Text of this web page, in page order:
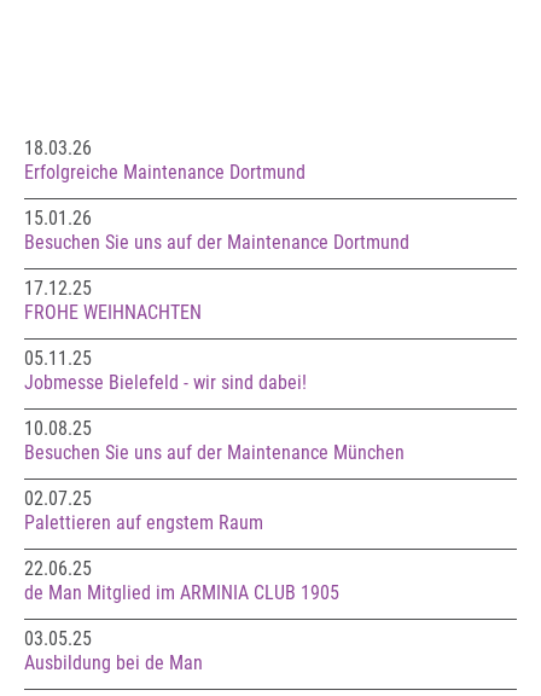
18.03.26
Erfolgreiche Maintenance Dortmund
15.01.26
Besuchen Sie uns auf der Maintenance Dortmund
17.12.25
FROHE WEIHNACHTEN
05.11.25
Jobmesse Bielefeld - wir sind dabei!
10.08.25
Besuchen Sie uns auf der Maintenance München
02.07.25
Palettieren auf engstem Raum
22.06.25
de Man Mitglied im ARMINIA CLUB 1905
03.05.25
Ausbildung bei de Man